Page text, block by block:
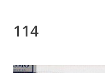
114